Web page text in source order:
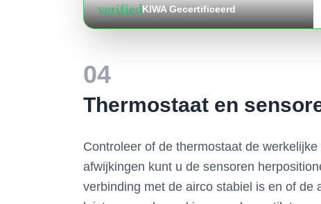
verifiedKIWA Gecertificeerd
04
Thermostaat en
Controleer of de thermostaat de
afwijkingen kunt u de sensoren
verbinding met de airco stabiel is en of de